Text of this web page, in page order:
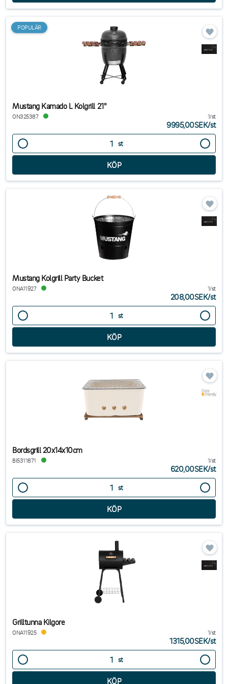
POPULÄR
Mustang Kamado L Kolgrill 21"
ON325387 1/st
9995,00SEK/st
st
Mustang Kolgrill Party Bucket
ONA11927 1/st
208,00SEK/st
st
Bordsgrill 20x14x10cm
BI5311871 1/st
620,00SEK/st
st
Grilltunna Kilgore
ONA11925 1/st
1315,00SEK/st
st